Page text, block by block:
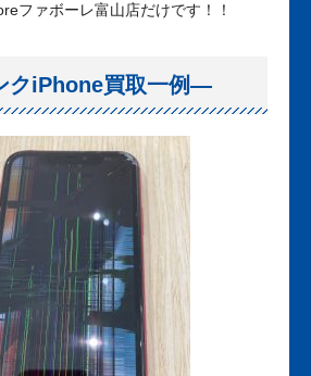
ファボーレ富山店だけです！！
クiPhone買取一例—